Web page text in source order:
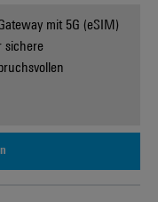
mit 5G (eSIM)
sichere